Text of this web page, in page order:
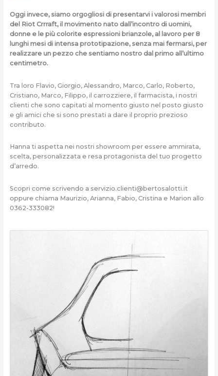
Oggi invece, siamo orgogliosi di presentarvi i valorosi membri
del Riot Crrraft, il movimento nato dall’incontro di uomini,
donne e le più colorite espressioni brianzole, al lavoro per 8
lunghi mesi di intensa prototipazione, senza mai fermarsi, per
realizzare un pezzo che sentiamo nostro dal primo all’ultimo
centimetro.
Tra loro Flavio, Giorgio, Alessandro, Marco, Carlo, Roberto,
Cristiano, Marco, Filippo, il carrozziere, il farmacista, i nostri
clienti che sono capitati al momento giusto nel posto giusto
e gli amici che si sono prestati a dare il proprio prezioso
contributo.
Hanna ti aspetta nei nostri showroom per essere ammirata,
scelta, personalizzata e resa protagonista del tuo progetto
d’arredo.
Scopri come scrivendo a servizio.clienti@bertosalotti.it
oppure chiama Maurizio, Arianna, Fabio, Cristina e Marion allo
0362-333082!